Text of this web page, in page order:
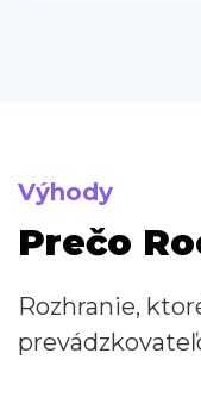
Výhody
Prečo
Rozhranie,